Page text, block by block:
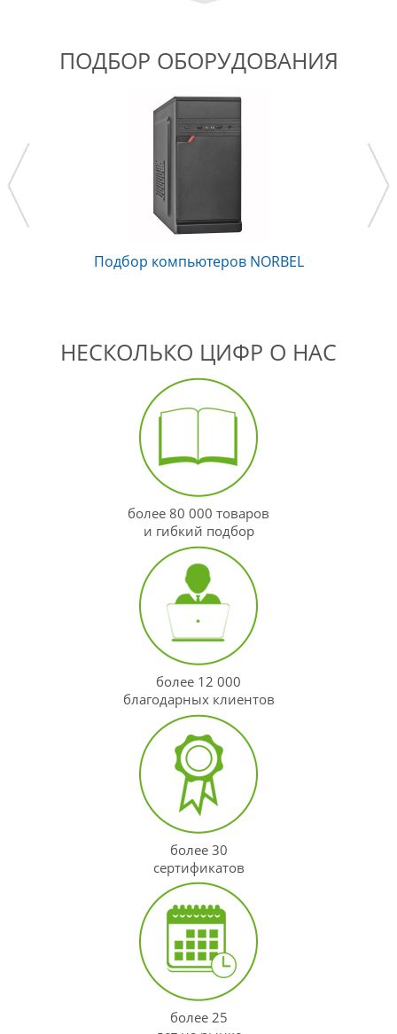
ПОДБОР ОБОРУДОВАНИЯ
Подбор компьютеров NORBEL
НЕСКОЛЬКО ЦИФР О НАС
более 80 000 товаров
и гибкий подбор
более 12 000
благодарных клиентов
более 30
сертификатов
более 25